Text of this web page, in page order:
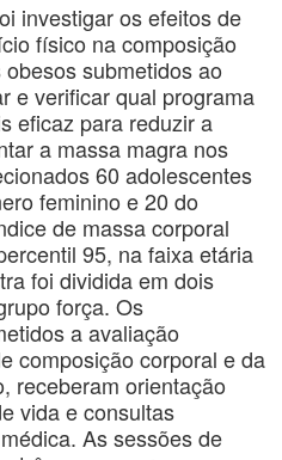
investigar os efeitos de
físico na composição
submetidos ao
e verificar qual programa
eficaz para reduzir a
a massa magra nos
60 adolescentes
feminino e 20 do
de massa corporal
95, na faixa etária
foi dividida em dois
força. Os
a avaliação
composição corporal e da
receberam orientação
vida e consultas
As sessões de